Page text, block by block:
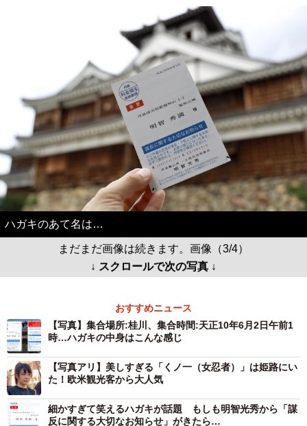
ハガキのあて名は…
まだまだ画像は続きます。画像（3/4）
↓ スクロールで次の写真 ↓
おすすめニュース
【写真】集合場所:桂川、集合時間:天正10年6月2日午前1
時…ハガキの中身はこんな感じ
【写真アリ】美しすぎる「くノ一（女忍者）」は姫路にい
た！欧米観光客から大人気
細かすぎて笑えるハガキが話題 もしも明智光秀から「謀
反に関する大切なお知らせ」がきたら…